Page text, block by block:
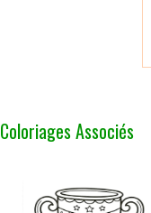
Coloriages Associés